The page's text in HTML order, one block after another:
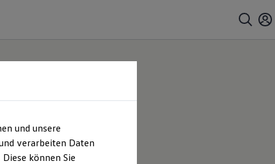
und unsere
verarbeiten Daten
können Sie